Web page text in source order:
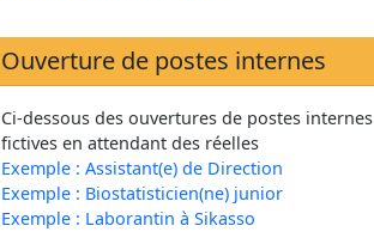
Ouverture de postes internes
Ci-dessous des ouvertures de postes internes
fictives en attendant des réelles
Exemple : Assistant(e) de Direction
Exemple : Biostatisticien(ne) junior
Exemple : Laborantin à Sikasso